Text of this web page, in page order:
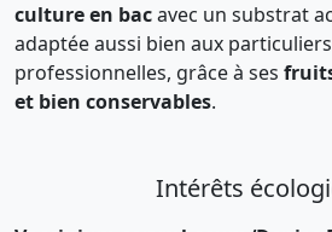
culture en bacavec un substrat
adaptée aussi bien aux
professionnelles, grâce à ses
et bien conservables.
Intérêts